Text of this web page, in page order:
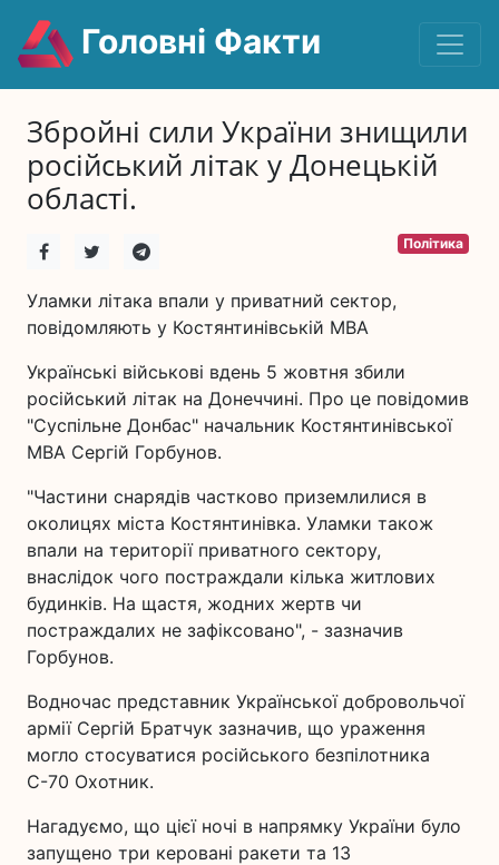
Головні Факти
Збройні сили України знищили
російський літак у Донецькій
області.
Політика
Уламки літака впали у приватний сектор,
повідомляють у Костянтинівській МВА
Українські військові вдень 5 жовтня збили
російський літак на Донеччині. Про це повідомив
"Суспільне Донбас" начальник Костянтинівської
МВА Сергій Горбунов.
"Частини снарядів частково приземлилися в
околицях міста Костянтинівка. Уламки також
впали на території приватного сектору,
внаслідок чого постраждали кілька житлових
будинків. На щастя, жодних жертв чи
постраждалих не зафіксовано", - зазначив
Горбунов.
Водночас представник Української добровольчої
армії Сергій Братчук зазначив, що ураження
могло стосуватися російського безпілотника
С-70 Охотник.
Нагадуємо, що цієї ночі в напрямку України було
запущено три керовані ракети та 13